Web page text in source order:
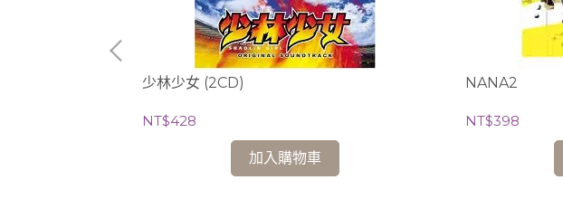
少林少女 (2CD)
NT$428
加入購物車
NANA2
NT$398